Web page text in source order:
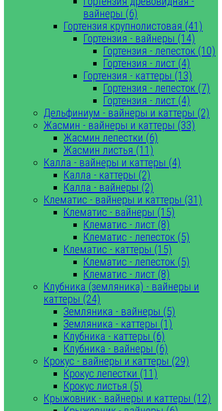
вайнеры (6)
Гортензия крупнолистовая (41)
Гортензия - вайнеры (14)
Гортензия - лепесток (10)
Гортензия - лист (4)
Гортензия - каттеры (13)
Гортензия - лепесток (7)
Гортензия - лист (4)
Дельфиниум - вайнеры и каттеры (2)
Жасмин - вайнеры и каттеры (33)
Жасмин лепестки (6)
Жасмин листья (11)
Калла - вайнеры и каттеры (4)
Калла - каттеры (2)
Калла - вайнеры (2)
Клематис - вайнеры и каттеры (31)
Клематис - вайнеры (15)
Клематис - лист (8)
Клематис - лепесток (5)
Клематис - каттеры (15)
Клематис - лепесток (5)
Клематис - лист (8)
Клубника (земляника) - вайнеры и
каттеры (24)
Земляника - вайнеры (5)
Земляника - каттеры (1)
Клубника - каттеры (6)
Клубника - вайнеры (6)
Крокус - вайнеры и каттеры (29)
Крокус лепестки (11)
Крокус листья (5)
Крыжовник - вайнеры и каттеры (12)